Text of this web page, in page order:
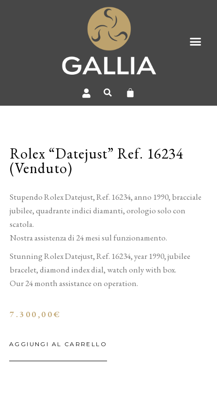
Rolex “Datejust” Ref. 16234
(Venduto)
Stupendo Rolex Datejust, Ref. 16234, anno 1990, bracciale
jubilee, quadrante indici diamanti, orologio solo con
scatola.
Nostra assistenza di 24 mesi sul funzionamento.
Stunning Rolex Datejust, Ref. 16234, year 1990, jubilee
bracelet, diamond index dial, watch only with box.
Our 24 month assistance on operation.
7.300,00€
AGGIUNGI AL CARRELLO